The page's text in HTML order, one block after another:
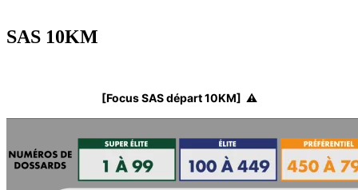
SAS 10KM
[Focus SAS départ 10KM] ⚠️